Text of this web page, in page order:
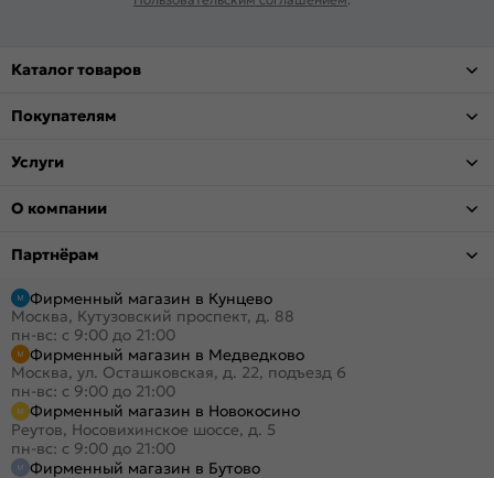
Каталог товаров
Покупателям
Услуги
О компании
Партнёрам
Фирменный магазин в Кунцево
Москва, Кутузовский проспект, д. 88
пн-вс: с 9:00 до 21:00
Фирменный магазин в Медведково
Москва, ул. Осташковская, д. 22, подъезд 6
пн-вс: с 9:00 до 21:00
Фирменный магазин в Новокосино
Реутов, Носовихинское шоссе, д. 5
пн-вс: с 9:00 до 21:00
Фирменный магазин в Бутово